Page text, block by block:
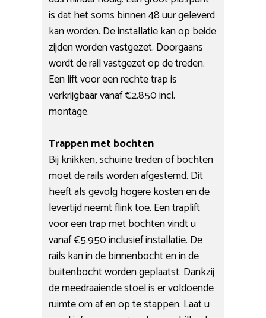
is dat het soms binnen 48 uur geleverd
kan worden. De installatie kan op beide
zijden worden vastgezet. Doorgaans
wordt de rail vastgezet op de treden.
Een lift voor een rechte trap is
verkrijgbaar vanaf €2.850 incl.
montage.
Trappen met bochten
Bij knikken, schuine treden of bochten
moet de rails worden afgestemd. Dit
heeft als gevolg hogere kosten en de
levertijd neemt flink toe. Een traplift
voor een trap met bochten vindt u
vanaf €5.950 inclusief installatie. De
rails kan in de binnenbocht en in de
buitenbocht worden geplaatst. Dankzij
de meedraaiende stoel is er voldoende
ruimte om af en op te stappen. Laat u